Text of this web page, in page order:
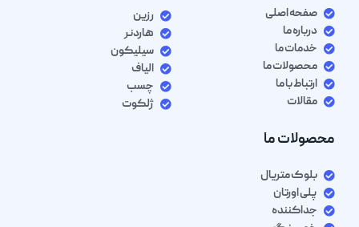
صفحه اصلی
درباره ما
خدمات ما
محصولات ما
ارتباط با ما
مقالات
رزین
هاردنر
سیلیکون
الیاف
چسب
ژلکوت
محصولات ما
بلوک متریال
پلی اورتان
جداکننده